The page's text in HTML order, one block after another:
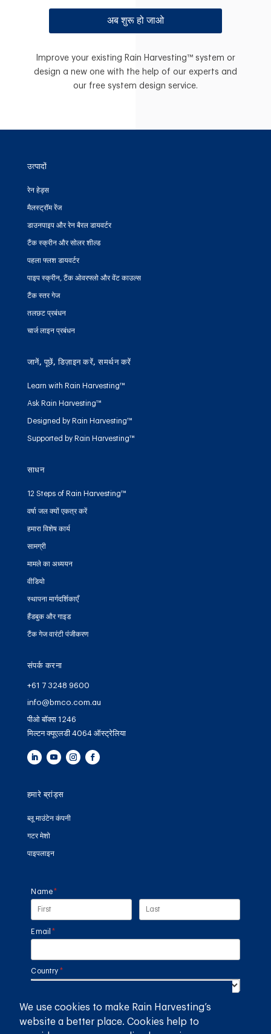
अब शुरू हो जाओ
Improve your existing Rain Harvesting™ system or
design a new one with the help of our experts and
our free system design service.
उत्पादों
रेन हेड्स
मैलस्ट्रॉम रेंज
डाउनपाइप और रेन बैरल डायवर्टर
टैंक स्क्रीन और सोलर शील्ड
पहला फ्लश डायवर्टर
पाइप स्क्रीन, टैंक ओवरफ्लो और वेंट काउल्स
टैंक स्तर गेज
तलछट प्रबंधन
चार्ज लाइन प्रबंधन
जानें, पूछें, डिज़ाइन करें, समर्थन करें
Learn with Rain Harvesting™
Ask Rain Harvesting™
Designed by Rain Harvesting™
Supported by Rain Harvesting™
साधन
12 Steps of Rain Harvesting™
वर्षा जल क्यों एकत्र करें
हमारा विशेष कार्य
सामग्री
मामले का अध्ययन
वीडियो
स्थापना मार्गदर्शिकाएँ
हैंडबुक और गाइड
टैंक गेज वारंटी पंजीकरण
संपर्क करना
+61 7 3248 9600
info@bmco.com.au
पीओ बॉक्स 1246
मिल्टन क्यूएलडी 4064 ऑस्ट्रेलिया
हमारे ब्रांड्स
ब्लू माउंटेन कंपनी
गटर मेशो
पाइपलाइन
Name*
(required)
Email *
(required)
Country *(required)
SUBMIT
We use cookies to make Rain Harvesting’s
website a better place. Cookies help to